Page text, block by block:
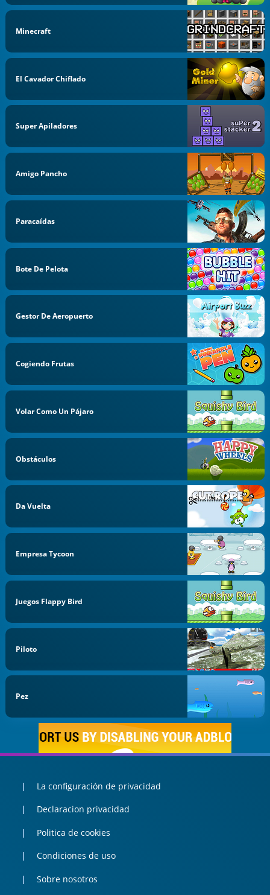
Minecraft
El Cavador Chiflado
Super Apiladores
Amigo Pancho
Paracaídas
Bote De Pelota
Gestor De Aeropuerto
Cogiendo Frutas
Volar Como Un Pájaro
Obstáculos
Da Vuelta
Empresa Tycoon
Juegos Flappy Bird
Piloto
Pez
La configuración de privacidad
Declaracion privacidad
Politica de cookies
Condiciones de uso
Sobre nosotros